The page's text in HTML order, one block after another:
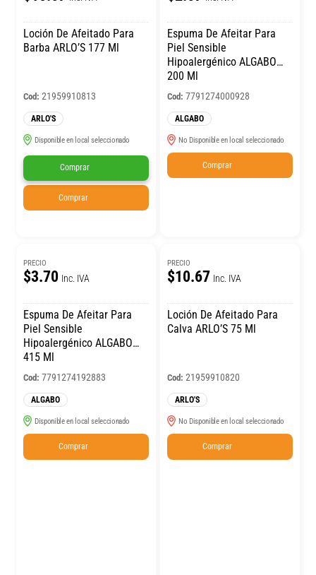
Loción De Afeitado Para
Barba ARLO’S 177 Ml
Cod: 21959910813
ARLO'S
Disponible en local seleccionado
Comprar
Comprar
Espuma De Afeitar Para
Piel Sensible
Hipoalergénico ALGABO
200 Ml
Cod: 7791274000928
ALGABO
No Disponible en local seleccionado
Comprar
PRECIO
$3.70 Inc. IVA
Espuma De Afeitar Para
Piel Sensible
Hipoalergénico ALGABO
415 Ml
Cod: 7791274192883
ALGABO
Disponible en local seleccionado
Comprar
PRECIO
$10.67 Inc. IVA
Loción De Afeitado Para
Calva ARLO’S 75 Ml
Cod: 21959910820
ARLO'S
No Disponible en local seleccionado
Comprar